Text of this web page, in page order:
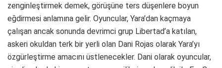
zenginleştirmek demek, görüşüne ters düşenlere boyun
eğdirmesi anlamına gelir. Oyuncular, Yara’dan kaçmaya
çalışan ancak sonunda devrimci grup Libertad’a katılan,
askeri okuldan terk bir yerli olan Dani Rojas olarak Yara’yı
özgürleştirme amacını üstlenecekler. Dani olarak oyuncular,